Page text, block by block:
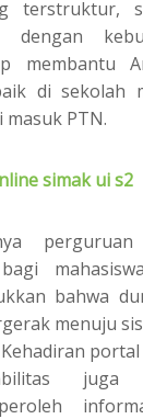
terstruktur,
dengan
membantu
di sekolah
masuk PTN.
simak ui s2
bahwa
menuju
juga